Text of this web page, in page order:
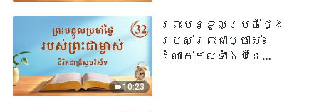
10:23
ព្រះបន្ទូលប្រចាំថ្ងៃ
របស់ព្រះជាម្ចាស់៖
ដំណាក់កាលទាំងបីនៃ